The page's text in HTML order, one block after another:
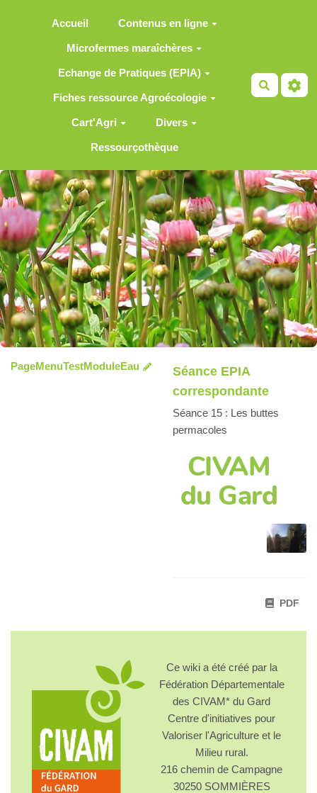
Accueil Contenus en ligne
Microfermes maraîchères
Echange de Pratiques (EPIA)
Fiches ressource Agroécologie
Cart'Agri Divers
Ressourçothèque
PageMenuTestModuleEau
Séance EPIA
correspondante
Séance 15 : Les buttes
permacoles
CIVAM
du Gard
PDF
Ce wiki a été créé par la
Fédération Départementale
des CIVAM* du Gard
Centre d'initiatives pour
Valoriser l'Agriculture et le
Milieu rural.
216 chemin de Campagne
30250 SOMMIÈRES